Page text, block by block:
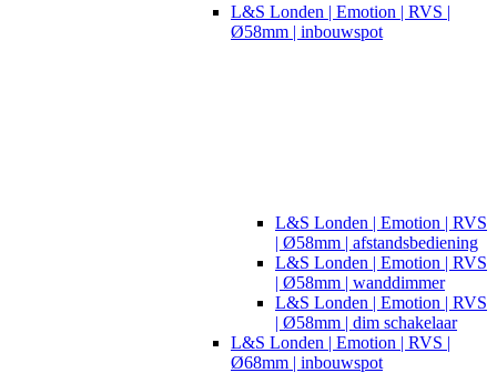
L&S Londen | Emotion | RVS |
Ø58mm | inbouwspot
L&S Londen | Emotion | RVS
| Ø58mm | afstandsbediening
L&S Londen | Emotion | RVS
| Ø58mm | wanddimmer
L&S Londen | Emotion | RVS
| Ø58mm | dim schakelaar
L&S Londen | Emotion | RVS |
Ø68mm | inbouwspot